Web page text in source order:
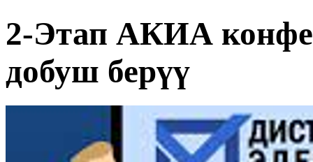
2-Этап АКИА
добуш берүү